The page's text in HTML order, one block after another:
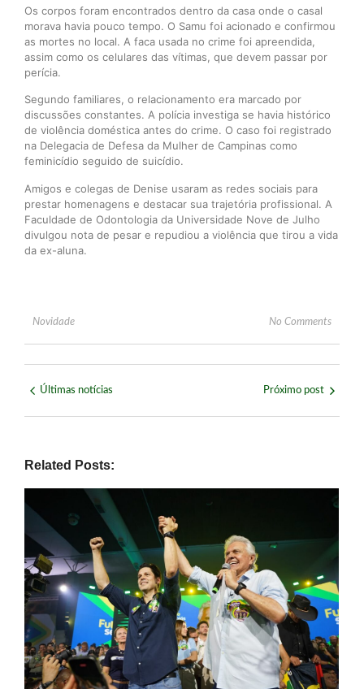
Os corpos foram encontrados dentro da casa onde o casal
morava havia pouco tempo. O Samu foi acionado e confirmou
as mortes no local. A faca usada no crime foi apreendida,
assim como os celulares das vítimas, que devem passar por
perícia.
Segundo familiares, o relacionamento era marcado por
discussões constantes. A polícia investiga se havia histórico
de violência doméstica antes do crime. O caso foi registrado
na Delegacia de Defesa da Mulher de Campinas como
feminicídio seguido de suicídio.
Amigos e colegas de Denise usaram as redes sociais para
prestar homenagens e destacar sua trajetória profissional. A
Faculdade de Odontologia da Universidade Nove de Julho
divulgou nota de pesar e repudiou a violência que tirou a vida
da ex-aluna.
Novidade No Comments
Últimas notícias Próximo post
Related Posts: